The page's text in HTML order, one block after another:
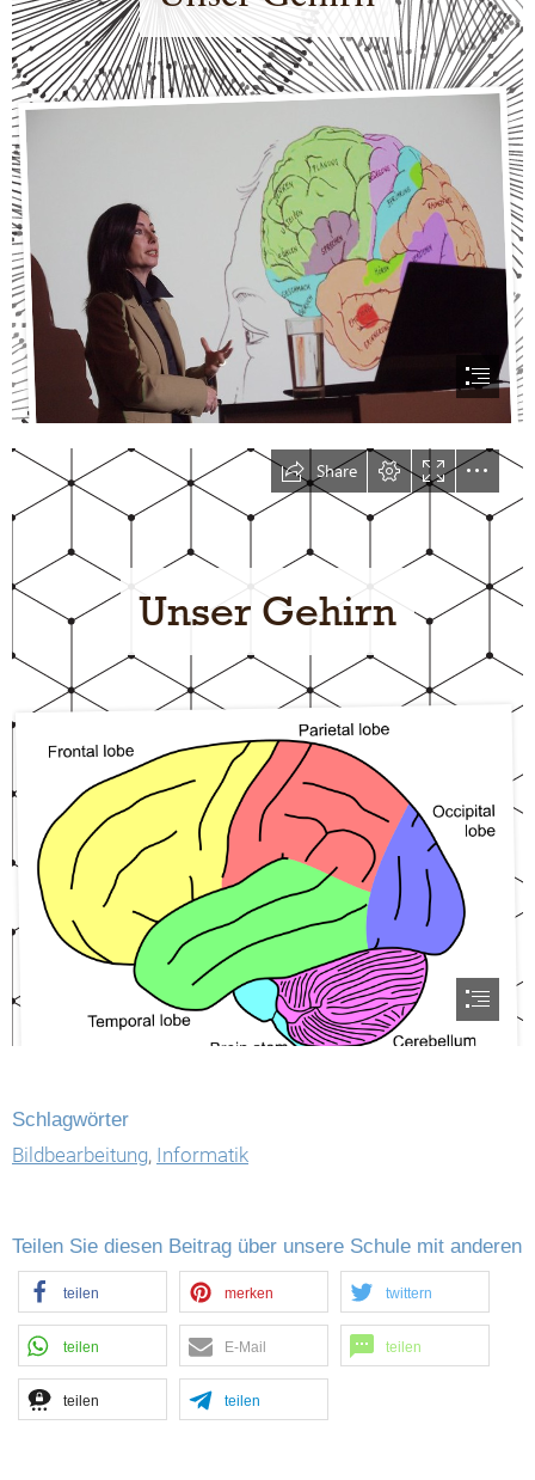
Schlagwörter
Bildbearbeitung, Informatik
Teilen Sie diesen Beitrag über unsere Schule mit anderen
teilen merken twittern
teilen E-Mail teilen
teilen teilen